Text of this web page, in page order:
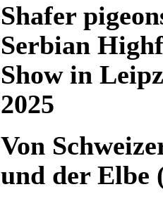
Shafer
Serbian
Show in
2025
Von
und der Elbe